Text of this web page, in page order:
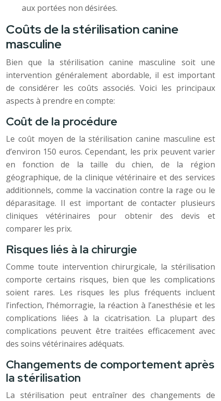
aux portées non désirées.
Coûts de la stérilisation canine
masculine
Bien que la stérilisation canine masculine soit une
intervention généralement abordable, il est important
de considérer les coûts associés. Voici les principaux
aspects à prendre en compte:
Coût de la procédure
Le coût moyen de la stérilisation canine masculine est
d’environ 150 euros. Cependant, les prix peuvent varier
en fonction de la taille du chien, de la région
géographique, de la clinique vétérinaire et des services
additionnels, comme la vaccination contre la rage ou le
déparasitage. Il est important de contacter plusieurs
cliniques vétérinaires pour obtenir des devis et
comparer les prix.
Risques liés à la chirurgie
Comme toute intervention chirurgicale, la stérilisation
comporte certains risques, bien que les complications
soient rares. Les risques les plus fréquents incluent
l’infection, l’hémorragie, la réaction à l’anesthésie et les
complications liées à la cicatrisation. La plupart des
complications peuvent être traitées efficacement avec
des soins vétérinaires adéquats.
Changements de comportement après
la stérilisation
La stérilisation peut entraîner des changements de